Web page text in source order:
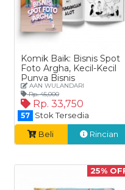
Komik Baik: Bisnis Spot
Foto Argha, Kecil-Kecil
Punya Bisnis
AAN WULANDARI
Rp. 45,000
Rp. 33,750
57
Stok Tersedia
Beli
Rincian
25%